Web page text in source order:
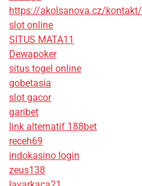
https://akolsanova.cz/kontakt/
slot online
SITUS MATA11
Dewapoker
situs togel online
gobetasia
slot gacor
garibet
link alternatif 188bet
receh69
indokasino login
zeus138